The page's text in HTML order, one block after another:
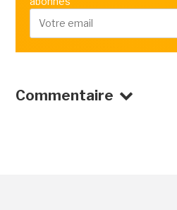
Commentaire